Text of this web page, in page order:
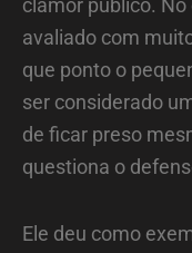
avaliado com
que ponto o
ser considerado
de ficar preso
questiona o
Ele deu como